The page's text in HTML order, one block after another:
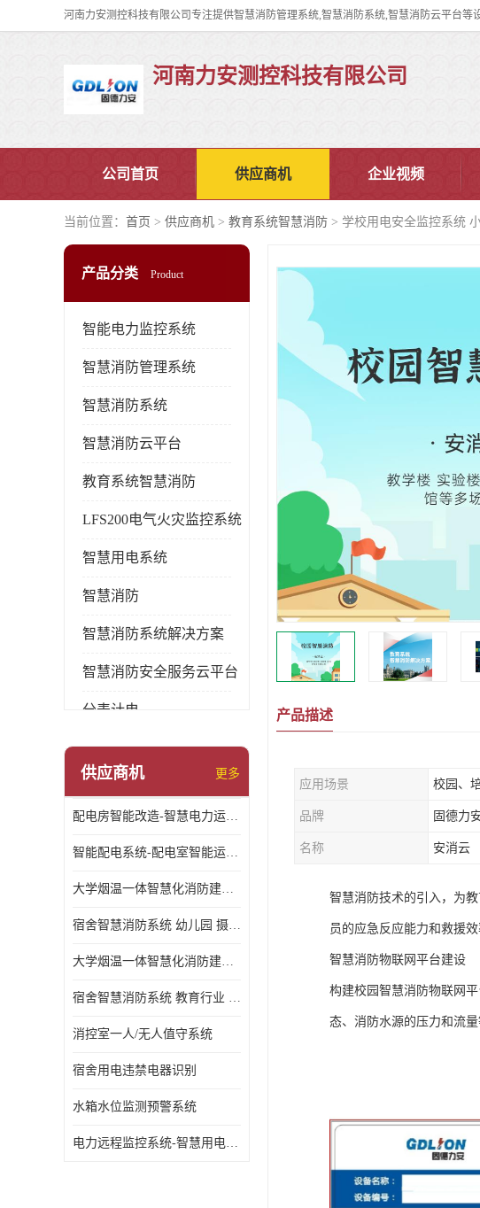
河南力安测控科技有限公司
公司首页 供应商机 企业视频
当前位置： 首页 > 供应商机 > 教育系统智慧消防 > 学校用电安全监控系统
产品分类 Product
智能电力监控系统
智慧消防管理系统
智慧消防系统
智慧消防云平台
教育系统智慧消防
LFS200电气火灾监控系统
智慧用电系统
智慧消防
智慧消防系统解决方案
智慧消防安全服务云平台
分表计电
环保用电监管系统
供应商机 更多
配电房智能改造-智慧电力运维云平台
智能配电系统-配电室智能运维监控系统-智能化配电系统平台厂家
大学烟温一体智慧化消防建设 大学校园 消防数字化
宿舍智慧消防系统 幼儿园 摄像头升级
大学烟温一体智慧化消防建设 培训机构 数字化
宿舍智慧消防系统 教育行业 摄像头升级
消控室一人/无人值守系统
宿舍用电违禁电器识别
水箱水位监测预警系统
电力远程监控系统-智慧用电安全监控管理系统
产品描述
应用场景
品牌 固德力
名称 安消云
智慧消防技术的引入，为
员的应急反应能力和救援效
智慧消防物联网平台建设
构建校园智慧消防物联网
态、消防水源的压力和流